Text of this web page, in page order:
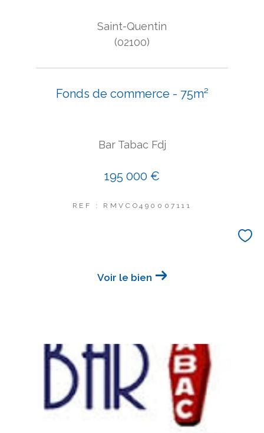
Saint-Quentin
(02100)
Fonds de commerce - 75m²
Bar Tabac Fdj
195 000 €
REF : RMVCO490007111
Voir le bien